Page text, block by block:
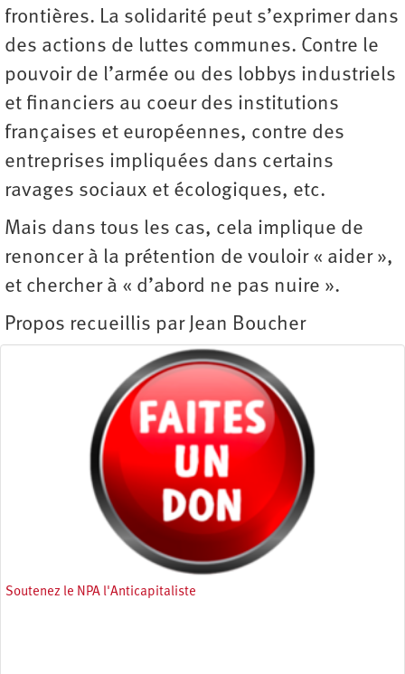
frontières. La solidarité peut s’exprimer dans
des actions de luttes communes. Contre le
pouvoir de l’armée ou des lobbys industriels
et financiers au coeur des institutions
françaises et européennes, contre des
entreprises impliquées dans certains
ravages sociaux et écologiques, etc.
Mais dans tous les cas, cela implique de
renoncer à la prétention de vouloir « aider »,
et chercher à « d’abord ne pas nuire ».
Propos recueillis par Jean Boucher
Soutenez le NPA l'Anticapitaliste